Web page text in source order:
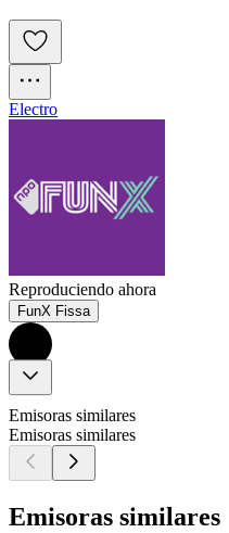
Electro
Reproduciendo ahora
FunX Fissa
Emisoras similares
Emisoras similares
Emisoras similares